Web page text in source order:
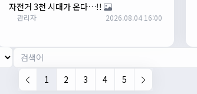
자전거 3천 시대가 온다…!!
관리자 2026.08.04 16:00
1
2 3 4 5